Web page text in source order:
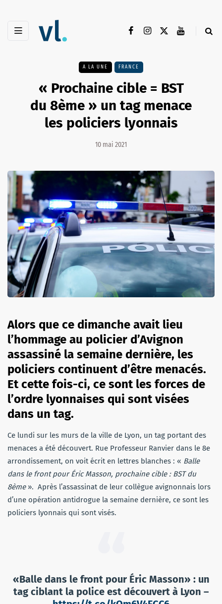
A LA UNE FRANCE
« Prochaine cible = BST
du 8ème » un tag menace
les policiers lyonnais
10 mai 2021
Alors que ce dimanche avait lieu
l’hommage au policier d’Avignon
assassiné la semaine dernière, les
policiers continuent d’être menacés.
Et cette fois-ci, ce sont les forces de
l’ordre lyonnaises qui sont visées
dans un tag.
Ce lundi sur les murs de la ville de Lyon, un tag portant des
menaces a été découvert. Rue Professeur Ranvier dans le 8e
arrondissement, on voit écrit en lettres blanches : « Balle
dans le front pour Éric Masson, prochaine cible : BST du
8ème ». Après l’assassinat de leur collègue avignonnais lors
d’une opération antidrogue la semaine dernière, ce sont les
policiers lyonnais qui sont visés.
«Balle dans le front pour Éric Masson» : un
tag ciblant la police est découvert à Lyon –